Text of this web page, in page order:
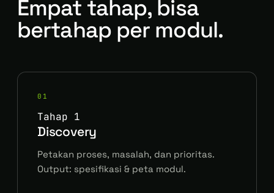
Empat tahap, bisa
bertahap per modul.
01
Tahap 1
Discovery
Petakan proses, masalah, dan prioritas.
Output: spesifikasi & peta modul.